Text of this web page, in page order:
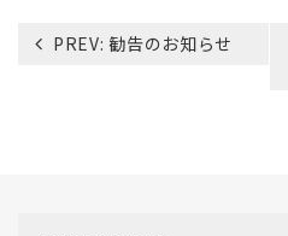
投
PREV: 勧告のお知らせ